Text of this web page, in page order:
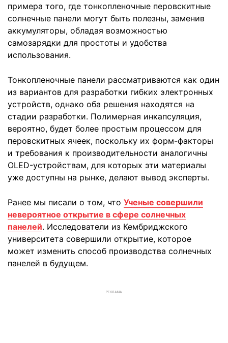
примера того, где тонкопленочные перовскитные
солнечные панели могут быть полезны, заменив
аккумуляторы, обладая возможностью
самозарядки для простоты и удобства
использования.
Тонкопленочные панели рассматриваются как один
из вариантов для разработки гибких электронных
устройств, однако оба решения находятся на
стадии разработки. Полимерная инкапсуляция,
вероятно, будет более простым процессом для
перовскитных ячеек, поскольку их форм-факторы
и требования к производительности аналогичны
OLED-устройствам, для которых эти материалы
уже доступны на рынке, делают вывод эксперты.
Ранее мы писали о том, что Ученые совершили
невероятное открытие в сфере солнечных
панелей. Исследователи из Кембриджского
университета совершили открытие, которое
может изменить способ производства солнечных
панелей в будущем.
РЕКЛАМА